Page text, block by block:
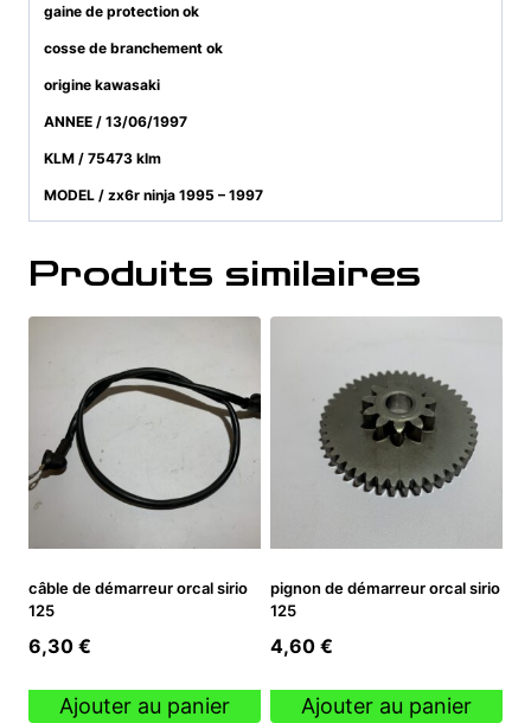
gaine de protection ok
cosse de branchement ok
origine kawasaki
ANNEE / 13/06/1997
KLM / 75473 klm
MODEL / zx6r ninja 1995 – 1997
Produits similaires
câble de démarreur orcal sirio
125
6,30 €
Ajouter au panier
pignon de démarreur orcal sirio
125
4,60 €
Ajouter au panier